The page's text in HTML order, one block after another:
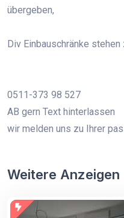
übergeben,
Div Einbauschränke stehen
0511-373 98 527
AB gern Text hinterlassen
wir melden uns zu Ihrer
Weitere Anzeigen